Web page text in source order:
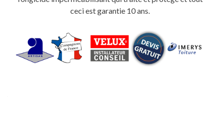
ceci est garantie 10 ans.